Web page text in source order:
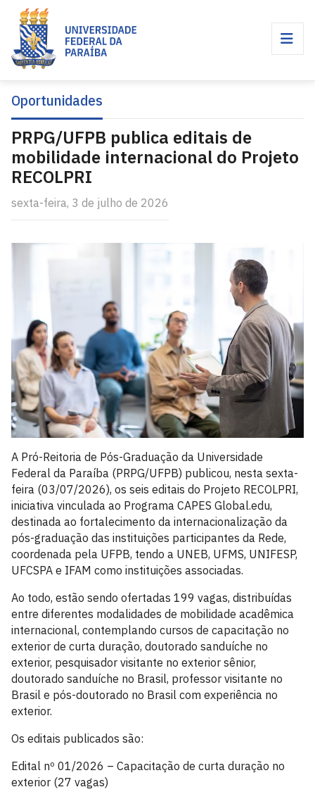
Oportunidades
PRPG/UFPB publica editais de
mobilidade internacional do Projeto
RECOLPRI
sexta-feira, 3 de julho de 2026
A Pró-Reitoria de Pós-Graduação da Universidade
Federal da Paraíba (PRPG/UFPB) publicou, nesta sexta-
feira (03/07/2026), os seis editais do Projeto RECOLPRI,
iniciativa vinculada ao Programa CAPES Global.edu,
destinada ao fortalecimento da internacionalização da
pós-graduação das instituições participantes da Rede,
coordenada pela UFPB, tendo a UNEB, UFMS, UNIFESP,
UFCSPA e IFAM como instituições associadas.
Ao todo, estão sendo ofertadas 199 vagas, distribuídas
entre diferentes modalidades de mobilidade acadêmica
internacional, contemplando cursos de capacitação no
exterior de curta duração, doutorado sanduíche no
exterior, pesquisador visitante no exterior sênior,
doutorado sanduíche no Brasil, professor visitante no
Brasil e pós-doutorado no Brasil com experiência no
exterior.
Os editais publicados são:
Edital nº 01/2026 – Capacitação de curta duração no
exterior (27 vagas)